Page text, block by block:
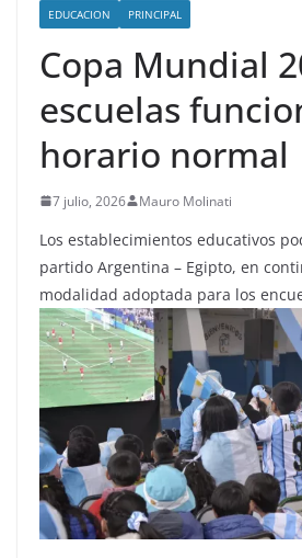
EDUCACION PRINCIPAL
Copa Mundial
escuelas
horario normal
7 julio, 2026 Mauro Molinati
Los establecimientos educativos
partido Argentina – Egipto, en
modalidad adoptada para los